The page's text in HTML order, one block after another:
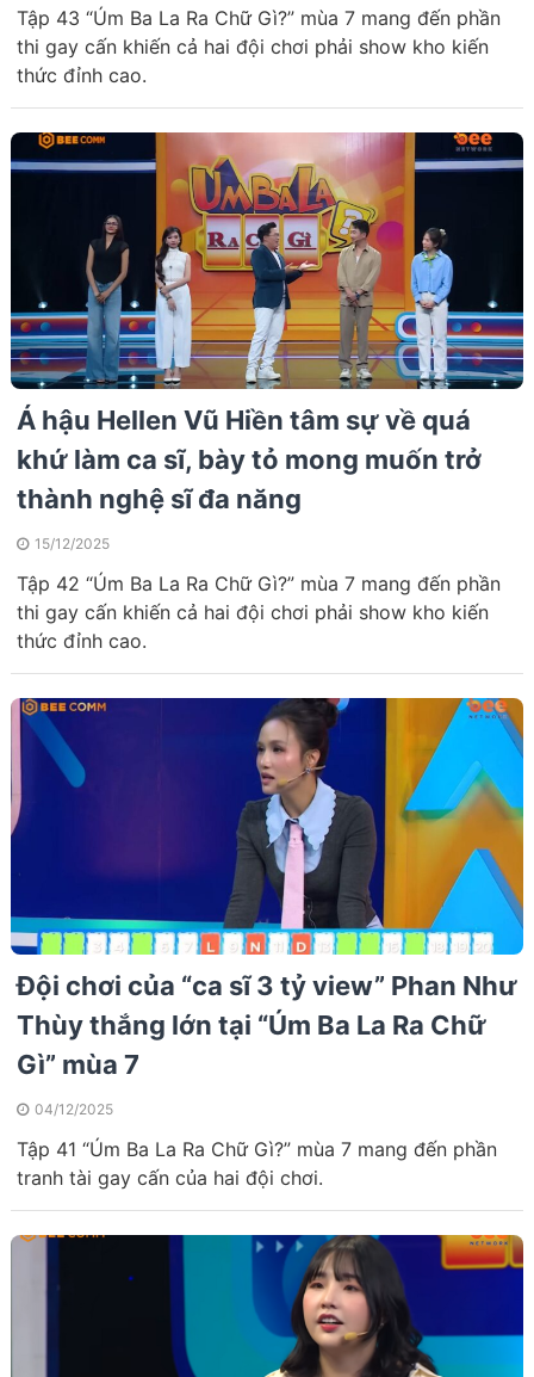
Tập 43 “Úm Ba La Ra Chữ Gì?” mùa 7 mang đến phần
thi gay cấn khiến cả hai đội chơi phải show kho kiến
thức đỉnh cao.
Á hậu Hellen Vũ Hiền tâm sự về quá
khứ làm ca sĩ, bày tỏ mong muốn trở
thành nghệ sĩ đa năng
15/12/2025
Tập 42 “Úm Ba La Ra Chữ Gì?” mùa 7 mang đến phần
thi gay cấn khiến cả hai đội chơi phải show kho kiến
thức đỉnh cao.
Đội chơi của “ca sĩ 3 tỷ view” Phan Như
Thùy thắng lớn tại “Úm Ba La Ra Chữ
Gì” mùa 7
04/12/2025
Tập 41 “Úm Ba La Ra Chữ Gì?” mùa 7 mang đến phần
tranh tài gay cấn của hai đội chơi.